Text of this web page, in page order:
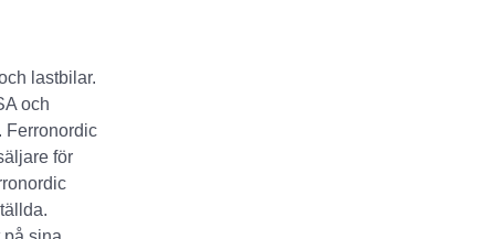
lastbilar.
och
Ferronordic
för